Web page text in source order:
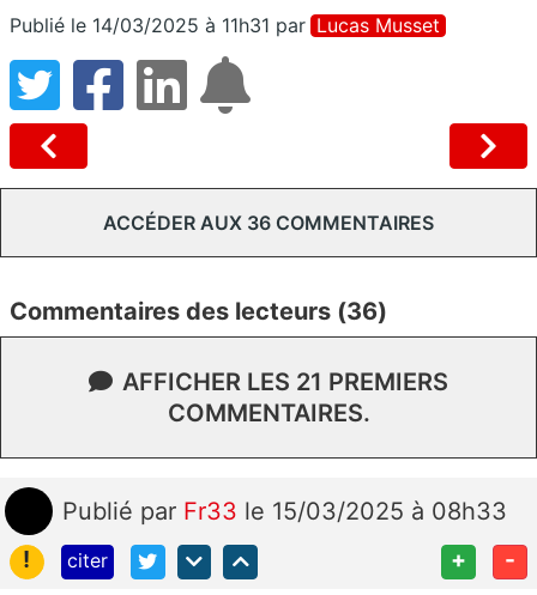
Publié le 14/03/2025 à 11h31 par Lucas Musset
ACCÉDER AUX 36 COMMENTAIRES
Commentaires des lecteurs (36)
AFFICHER LES 21 PREMIERS
COMMENTAIRES.
Publié par Fr33 le 15/03/2025 à 08h33
!
citer + -